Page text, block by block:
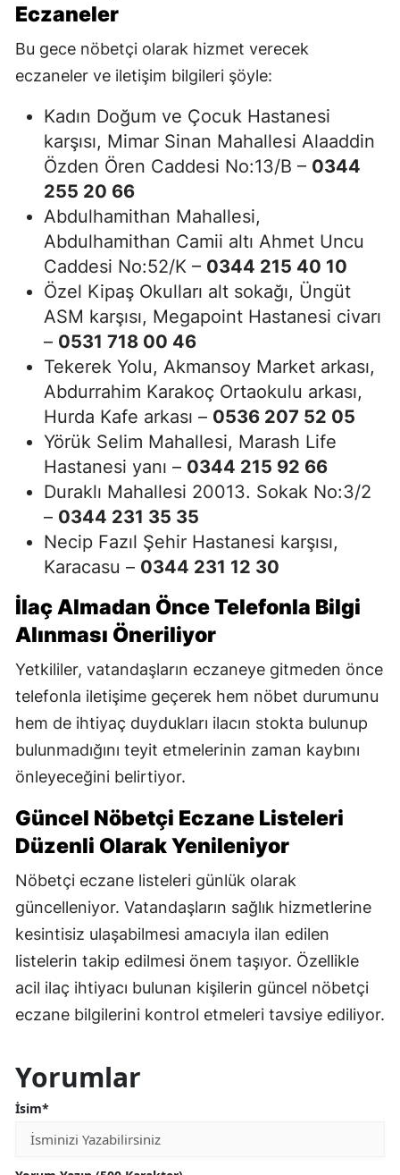
Eczaneler
Bu gece nöbetçi olarak hizmet verecek
eczaneler ve iletişim bilgileri şöyle:
Kadın Doğum ve Çocuk Hastanesi
karşısı, Mimar Sinan Mahallesi Alaaddin
Özden Ören Caddesi No:13/B – 0344
255 20 66
Abdulhamithan Mahallesi,
Abdulhamithan Camii altı Ahmet Uncu
Caddesi No:52/K – 0344 215 40 10
Özel Kipaş Okulları alt sokağı, Üngüt
ASM karşısı, Megapoint Hastanesi civarı
– 0531 718 00 46
Tekerek Yolu, Akmansoy Market arkası,
Abdurrahim Karakoç Ortaokulu arkası,
Hurda Kafe arkası – 0536 207 52 05
Yörük Selim Mahallesi, Marash Life
Hastanesi yanı – 0344 215 92 66
Duraklı Mahallesi 20013. Sokak No:3/2
– 0344 231 35 35
Necip Fazıl Şehir Hastanesi karşısı,
Karacasu – 0344 231 12 30
İlaç Almadan Önce Telefonla Bilgi
Alınması Öneriliyor
Yetkililer, vatandaşların eczaneye gitmeden önce
telefonla iletişime geçerek hem nöbet durumunu
hem de ihtiyaç duydukları ilacın stokta bulunup
bulunmadığını teyit etmelerinin zaman kaybını
önleyeceğini belirtiyor.
Güncel Nöbetçi Eczane Listeleri
Düzenli Olarak Yenileniyor
Nöbetçi eczane listeleri günlük olarak
güncelleniyor. Vatandaşların sağlık hizmetlerine
kesintisiz ulaşabilmesi amacıyla ilan edilen
listelerin takip edilmesi önem taşıyor. Özellikle
acil ilaç ihtiyacı bulunan kişilerin güncel nöbetçi
eczane bilgilerini kontrol etmeleri tavsiye ediliyor.
Yorumlar
İsim*